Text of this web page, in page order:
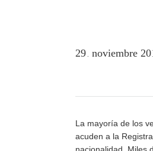
29 noviembre
La mayoría de los
acuden a la
nacionalidad. Miles